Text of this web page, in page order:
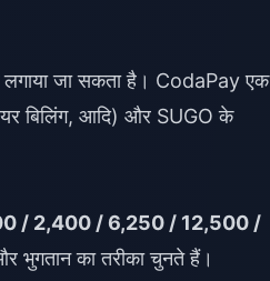
लगाया जा सकता है। CodaPay एक
बिलिंग, आदि) और SUGO के
/ 2,400 / 6,250 / 12,500 /
भुगतान का तरीका चुनते हैं।